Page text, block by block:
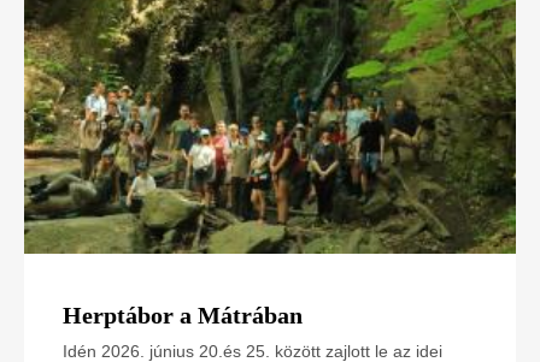
Herptábor a Mátrában
Idén 2026. június 20.és 25. között zajlott le az idei